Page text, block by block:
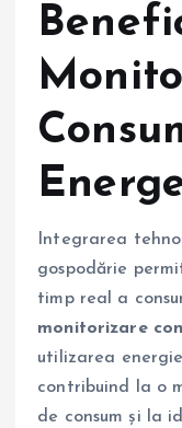
Integrarea
gospodărie
timp real a
monitorizare
utilizarea
contribuind la o
de consum și la